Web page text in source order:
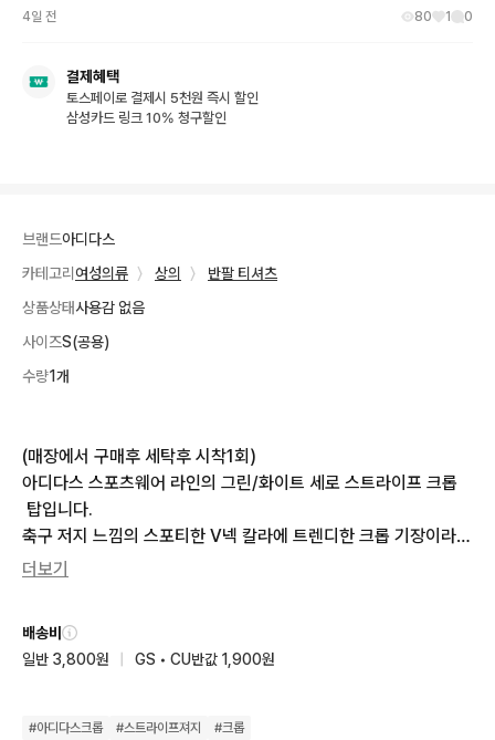
4일 전 80 1 0
결제혜택
토스페이로 결제시 5천원 즉시 할인
삼성카드 링크 10% 청구할인
브랜드아디다스
카테고리 여성의류 〉 상의 〉
반팔 티셔츠
상품상태사용감 없음
사이즈S(공용)
수량1개
(매장에서 구매후 세탁후 시착1회)
아디다스 스포츠웨어 라인의 그린/화이트 세로 스트라이프 크롭
탑입니다.
축구 저지 느낌의 스포티한 V넥 칼라에 트렌디한 크롭 기장이라
하이웨스트 팬츠나 스커트에 매치하면 정말 예쁩니다. 재질도 시
44-마른55까지 이쁠거같아요
더보기
배송비
일반 3,800원
GS • CU반값 1,900원
#아디다스크롭 #스트라이프져지 #크롭